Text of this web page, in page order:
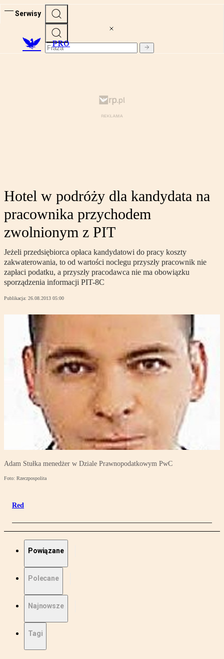
Serwisy
PRO
Hotel w podróży dla kandydata na
pracownika przychodem
zwolnionym z PIT
Jeżeli przedsiębiorca opłaca kandydatowi do pracy koszty
zakwaterowania, to od wartości noclegu przyszły pracownik nie
zapłaci podatku, a przyszły pracodawca nie ma obowiązku
sporządzenia informacji PIT-8C
Publikacja: 26.08.2013 05:00
Adam Stułka menedżer w Dziale Prawnopodatkowym PwC
Foto: Rzeczpospolita
Red
Powiązane
Polecane
Najnowsze
Tagi